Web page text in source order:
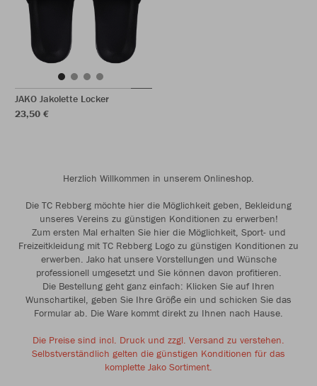
JAKO Jakolette Locker
23,50 €
Herzlich Willkommen in unserem Onlineshop.
Die TC Rebberg möchte hier die Möglichkeit geben, Bekleidung
unseres Vereins zu günstigen Konditionen zu erwerben!
Zum ersten Mal erhalten Sie hier die Möglichkeit, Sport- und
Freizeitkleidung mit TC Rebberg Logo zu günstigen Konditionen zu
erwerben. Jako hat unsere Vorstellungen und Wünsche
professionell umgesetzt und Sie können davon profitieren.
Die Bestellung geht ganz einfach: Klicken Sie auf Ihren
Wunschartikel, geben Sie Ihre Größe ein und schicken Sie das
Formular ab. Die Ware kommt direkt zu Ihnen nach Hause.
Die Preise sind incl. Druck und zzgl. Versand zu verstehen.
Selbstverständlich gelten die günstigen Konditionen für das
komplette Jako Sortiment.